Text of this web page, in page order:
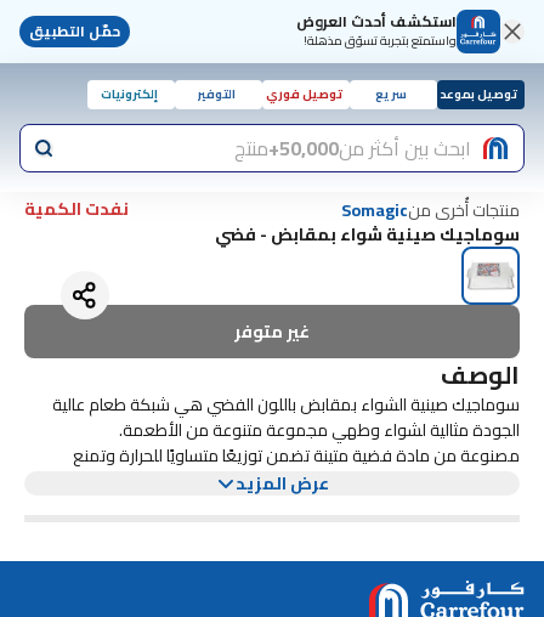
استكشف أحدث العروض
واستمتع بتجربة تسوّق مذهلة! حمّل التطبيق
توصيل بموعد سريع توصيل فوري التوفير إلكترونيات
ابحث بين أكثر من50,000+ منتج
منتجات أُخرى منSomagic
نفدت الكمية
سوماجيك صينية شواء بمقابض - فضي
غير متوفر
الوصف
سوماجيك صينية الشواء بمقابض باللون الفضي هي شبكة طعام عالية
الجودة مثالية لشواء وطهي مجموعة متنوعة من الأطعمة.
مصنوعة من مادة فضية متينة تضمن توزيعًا متساويًا للحرارة وتمنع
إلتصاق الطعام. تتميز الشبكة بطبقة غير لاصقة، مما يجعلها سهلة التنظيف
بشوي الخضار أو اللحوم أو المأكولات البحرية، فإن سوماجيك صينية الشواء
بمقابض هي أداة طهي موثوقة وفعالة.
عرض المزيد